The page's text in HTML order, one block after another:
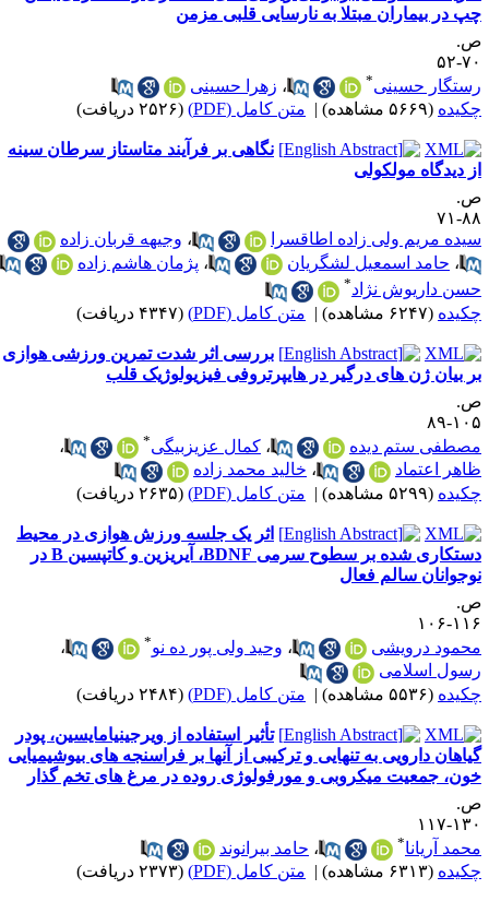
در بیماران مبتلا به نارسایی قلبی مزمن
۵۲
حسینی
،زهرا حسینی
(۵۶۶۹ مشاهده) | متن کامل (PDF) (۲۵۲۶ دریافت)
نگاهی بر فرآیند متاستاز سرطان سینه
دیدگاه مولکولی
۷۱
مریم ولی زاده اطاقسرا
،وجیهه قربان زاده
،حامد اسمعیل لشگریان ،پژمان هاشم زاده
،
داریوش نژاد *
(۶۲۴۷ مشاهده) | متن کامل (PDF) (۴۳۴۷ دریافت)
بررسی اثر شدت تمرین ورزشی هوازی
بیان ژن های درگیر در هایپرتروفی فیزیولوژیک قلب
۸۹
ستم دیده
،کمال عزیزبیگی
،
اعتماد
،خالید محمد زاده
(۵۲۹۹ مشاهده) | متن کامل (PDF) (۲۶۳۵ دریافت)
اثر یک جلسه ورزش هوازی در محیط
دستکاری شده بر سطوح سرمی BDNF، آیریزین و کاتپسین B در
سالم فعال
۱۰۶
درویشی
،وحید ولی پور ده نو *
،
اسلامی
(۵۵۳۶ مشاهده) | متن کامل (PDF) (۲۴۸۴ دریافت)
تأثیر استفاده از ویرجینیامایسین، پودر
دارویی به تنهایی و ترکیبی از آنها بر فراسنجه‌ های‌ بیوشیمیایی
جمعیت میکروبی و مورفولوژی روده در مرغ های تخم گذار
۱۱۷
آریانا* ،حامد بیرانوند
(۶۳۱۳ مشاهده) | متن کامل (PDF) (۲۳۷۳ دریافت)